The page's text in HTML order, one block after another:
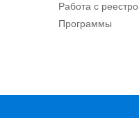
Работа с
Программы